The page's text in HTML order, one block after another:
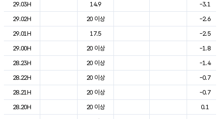
29.03H
14.9
-3.1
29.02H
20 이상
-2.6
29.01H
17.5
-2.5
29.00H
20 이상
-1.8
28.23H
20 이상
-1.4
28.22H
20 이상
-0.7
28.21H
20 이상
-0.7
28.20H
20 이상
0.1